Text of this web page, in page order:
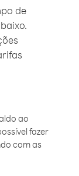
de
ao
fazer
com as